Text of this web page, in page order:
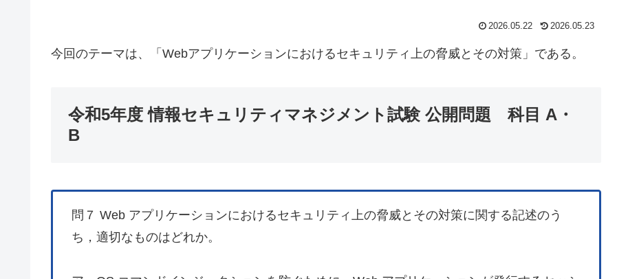
2026.05.22 2026.05.23
今回のテーマは、「Webアプリケーションにおけるセキュリティ上の脅威とその対策」である。
令和5年度 情報セキュリティマネジメント試験 公開問題 科目 A・
B
問７ Web アプリケーションにおけるセキュリティ上の脅威とその対策に関する記述のう
ち，適切なものはどれか。